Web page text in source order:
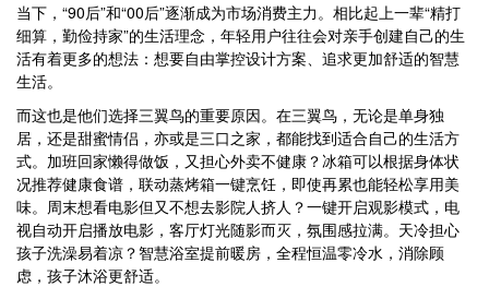
当下，“90后”和“00后”逐渐成为市场消费主力。相比起上一辈“精打
细算，勤俭持家”的生活理念，年轻用户往往会对亲手创建自己的生
活有着更多的想法：想要自由掌控设计方案、追求更加舒适的智慧
生活。
而这也是他们选择三翼鸟的重要原因。在三翼鸟，无论是单身独
居，还是甜蜜情侣，亦或是三口之家，都能找到适合自己的生活方
式。加班回家懒得做饭，又担心外卖不健康？冰箱可以根据身体状
况推荐健康食谱，联动蒸烤箱一键烹饪，即使再累也能轻松享用美
味。周末想看电影但又不想去影院人挤人？一键开启观影模式，电
视自动开启播放电影，客厅灯光随影而灭，氛围感拉满。天冷担心
孩子洗澡易着凉？智慧浴室提前暖房，全程恒温零冷水，消除顾
虑，孩子沐浴更舒适。